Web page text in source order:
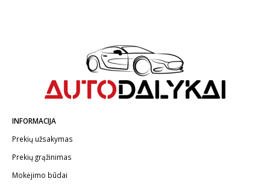
INFORMACIJA
Prekių užsakymas
Prekių grąžinimas
Mokėjimo būdai